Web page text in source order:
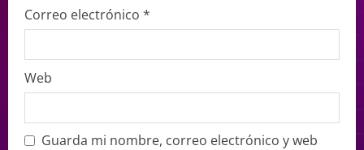
Correo electrónico *
Web
Guarda mi nombre, correo electrónico y web